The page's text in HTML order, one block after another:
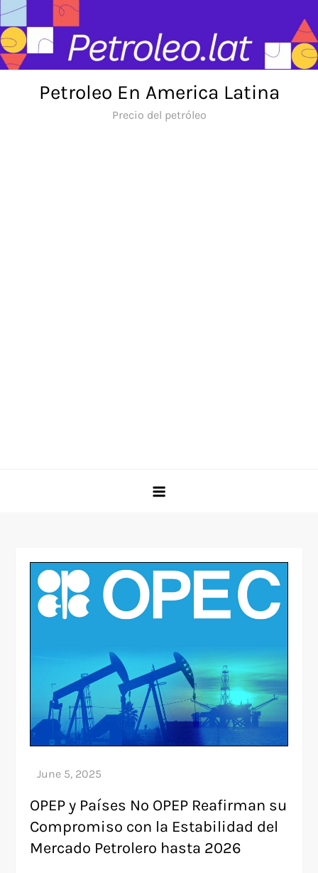
Skip
to
content
Petroleo En America Latina
Precio del petróleo
OPEP y Países No OPEP Reafirman su
Compromiso con la Estabilidad del
Mercado Petrolero hasta 2026